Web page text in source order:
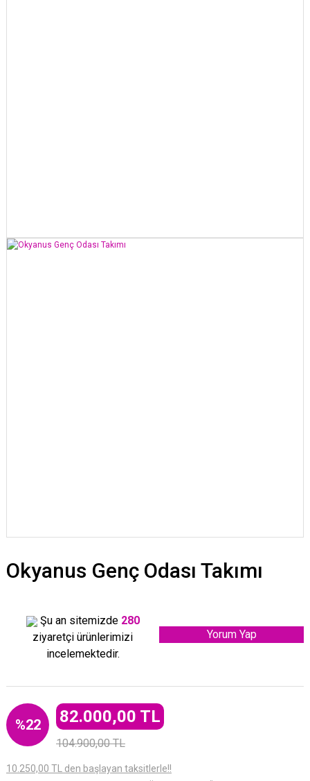
Okyanus Genç Odası Takımı
Şu an sitemizde 280
ziyaretçi ürünlerimizi
incelemektedir.
Yorum Yap
%22 82.000,00 TL
104.900,00 TL
10.250,00 TL den başlayan taksitlerle!!